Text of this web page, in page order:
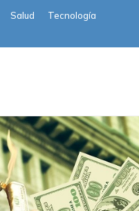
Salud
Tecnología